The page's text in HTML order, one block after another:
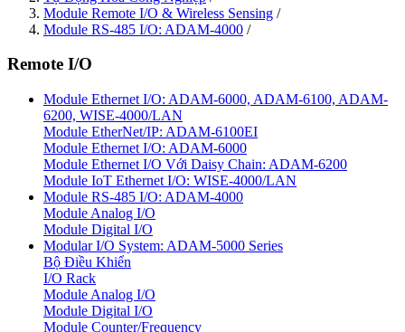
Module Remote I/O & Wireless Sensing /
Module RS-485 I/O: ADAM-4000 /
Remote I/O
Module Ethernet I/O: ADAM-6000, ADAM-6100, ADAM-
6200, WISE-4000/LAN
Module EtherNet/IP: ADAM-6100EI
Module Ethernet I/O: ADAM-6000
Module Ethernet I/O Với Daisy Chain: ADAM-6200
Module IoT Ethernet I/O: WISE-4000/LAN
Module RS-485 I/O: ADAM-4000
Module Analog I/O
Module Digital I/O
Modular I/O System: ADAM-5000 Series
Bộ Điều Khiển
I/O Rack
Module Analog I/O
Module Digital I/O
Module Counter/Frequency